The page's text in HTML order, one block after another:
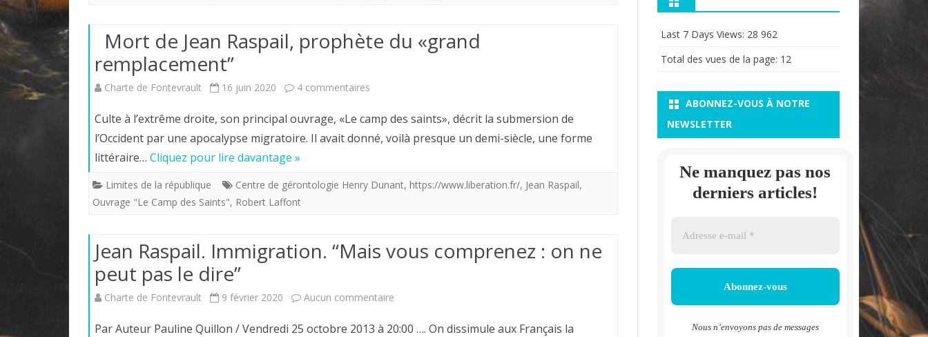
permis
la
?
Mort de Jean Raspail, prophète du «grand
remplacement”
Charte de Fontevrault 16 juin 2020 4 commentaires
de
Raspail,
«grand
Culte à l’extrême droite, son principal ouvrage, «Le camp des saints», décrit la submersion de
l’Occident par une apocalypse migratoire. Il avait donné, voilà presque un demi-siècle, une forme
littéraire… Cliquez pour lire davantage »
Limites de la république Centre de gérontologie Henry Dunant, https://www.liberation.fr/, Jean Raspail,
Ouvrage "Le Camp des Saints", Robert Laffont
Jean Raspail. Immigration. “Mais vous comprenez : on ne
peut pas le dire”
Charte de Fontevrault 9 février 2020 Aucun commentaire
Par Auteur Pauline Quillon / Vendredi 25 octobre 2013 à 20:00 …. On dissimule aux Français la
Last 7 Days Views: 28 962
Total des vues de la page: 12
ABONNEZ-VOUS À NOTRE
NEWSLETTER
Ne manquez pas nos
derniers articles!
Nous n’envoyons pas de messages